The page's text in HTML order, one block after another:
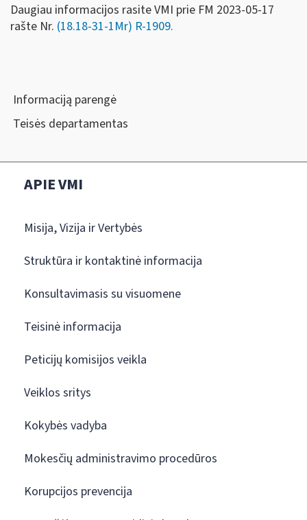
Daugiau informacijos rasite VMI prie FM 2023-05-17
rašte Nr. (18.18-31-1Mr) R-1909.
Informaciją parengė
Teisės departamentas
APIE VMI
Misija, Vizija ir Vertybės
Struktūra ir kontaktinė informacija
Konsultavimasis su visuomene
Teisinė informacija
Peticijų komisijos veikla
Veiklos sritys
Kokybės vadyba
Mokesčių administravimo procedūros
Korupcijos prevencija